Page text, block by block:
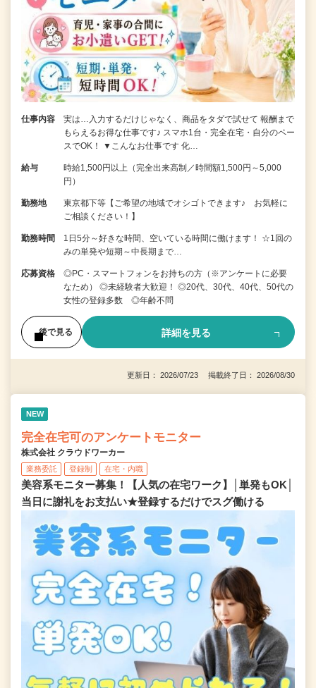
仕事内容
実は…入力するだけじゃなく、商品をタダで試せて 報酬まで
もらえるお得な仕事です♪ スマホ1台・完全在宅・自分のペー
スでOK！ ▼こんなお仕事です 化…
給与
時給1,500円以上（完全出来高制／時間額1,500円～5,000
円）
勤務地
東京都下等【ご希望の地域でオシゴトできます♪ お気軽に
ご相談ください！】
勤務時間
1日5分～好きな時間、空いている時間に働けます！ ☆1回の
みの単発や短期～中長期まで…
応募資格
◎PC・スマートフォンをお持ちの方（※アンケートに必要
なため） ◎未経験者大歓迎！ ◎20代、30代、40代、50代の
女性の登録多数 ◎年齢不問
後で見る 詳細を見る
更新日： 2026/07/23 掲載終了日： 2026/08/30
NEW
完全在宅可のアンケートモニター
株式会社 クラウドワーカー
業務委託 登録制 在宅・内職
美容系モニター募集！【人気の在宅ワーク】│単発もOK│
当日に謝礼をお支払い★登録するだけでスグ働ける